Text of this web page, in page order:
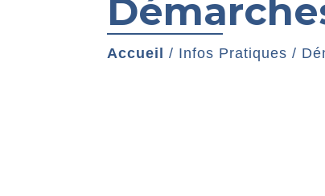
Accueil / Infos Pratiques /